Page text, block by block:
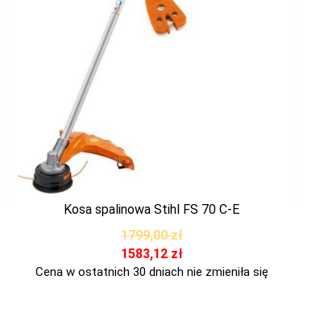
Kosa spalinowa Stihl FS 70 C-E
1799,00zł
1583,12 zł
Cena w ostatnich 30 dniach nie zmieniła się